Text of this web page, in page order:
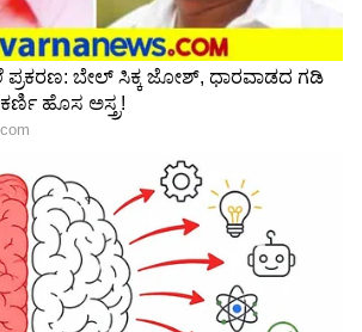
ತೆಗೆದುಕೊಂಡ ನಟಿಯರು